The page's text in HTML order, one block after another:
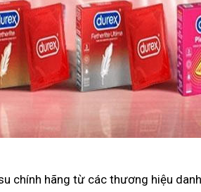
chính hãng từ các thương hiệu